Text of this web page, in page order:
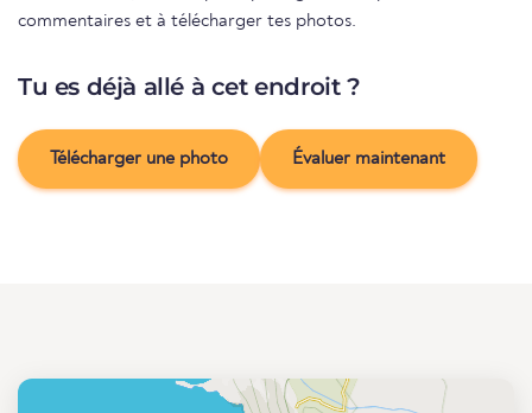
commentaires et à télécharger tes photos.
Tu es déjà allé à cet endroit ?
Télécharger une photo Évaluer maintenant